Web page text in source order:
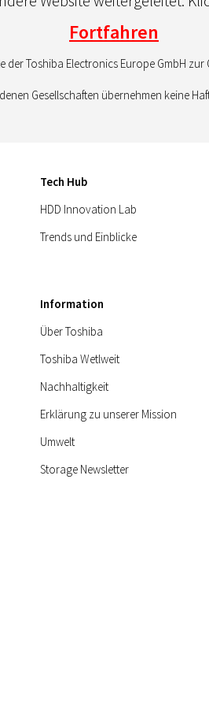
Fortfahren
der Toshiba Electronics Europe GmbH
Gesellschaften übernehmen keine
Tech Hub
HDD Innovation Lab
Trends und Einblicke
Information
Über Toshiba
Toshiba Wetlweit
Nachhaltigkeit
Erklärung zu unserer Mission
Umwelt
Storage Newsletter